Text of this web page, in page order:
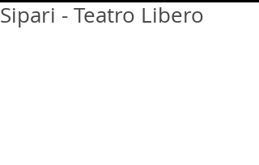
Sipari - Teatro Libero